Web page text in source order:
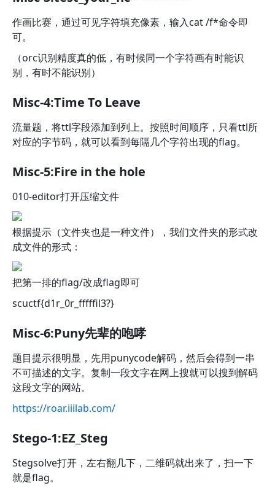
作画比赛，通过可见字符填充像素，输入cat /f*命令即
可。
（orc识别精度真的低，有时候同一个字符画有时能识
别，有时不能识别）
Misc-4:Time To Leave
流量题，将ttl字段添加到列上。按照时间顺序，只看ttl所
对应的字节码，就可以看到每隔几个字符出现的flag。
Misc-5:Fire in the hole
010-editor打开压缩文件
根据提示（文件夹也是一种文件），我们文件夹的形式改
成文件的形式：
把第一排的flag/改成flag即可
scuctf{d1r_0r_fffffil3?}
Misc-6:Puny先辈的咆哮
题目提示很明显，先用punycode解码，然后会得到一串
不可描述的文字。复制一段文字在网上搜就可以搜到解码
这段文字的网站。
https://roar.iiilab.com/
Stego-1:EZ_Steg
Stegsolve打开，左右翻几下，二维码就出来了，扫一下
就是flag。